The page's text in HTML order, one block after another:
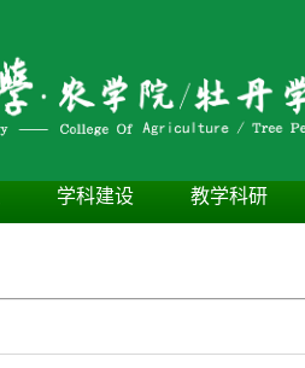
学科建设 教学科研